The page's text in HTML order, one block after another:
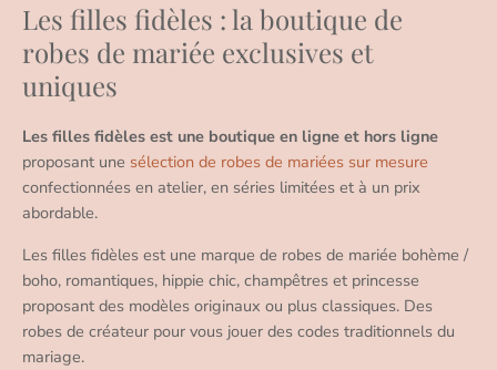
Les filles fidèles : la boutique de
robes de mariée exclusives et
uniques
Les filles fidèles est une boutique en ligne et hors ligne
proposant une sélection de robes de mariées sur mesure
confectionnées en atelier, en séries limitées et à un prix
abordable.
Les filles fidèles est une marque de robes de mariée bohème /
boho, romantiques, hippie chic, champêtres et princesse
proposant des modèles originaux ou plus classiques. Des
robes de créateur pour vous jouer des codes traditionnels du
mariage.